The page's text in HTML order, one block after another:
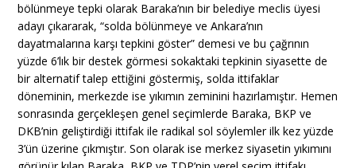
bölünmeye tepki olarak Baraka’nın bir belediye meclis üyesi
adayı çıkararak, “solda bölünmeye ve Ankara’nın
dayatmalarına karşı tepkini göster” demesi ve bu çağrının
yüzde 6’lık bir destek görmesi sokaktaki tepkinin siyasette de
bir alternatif talep ettiğini göstermiş, solda ittifaklar
döneminin, merkezde ise yıkımın zeminini hazırlamıştır. Hemen
sonrasında gerçekleşen genel seçimlerde Baraka, BKP ve
DKB’nin geliştirdiği ittifak ile radikal sol söylemler ilk kez yüzde
3’ün üzerine çıkmıştır. Son olarak ise merkez siyasetin yıkımını